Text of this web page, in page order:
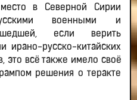
в Северной Сирии
военными и
если верить
ирано-русско-китайских
это всё также имело своё
решения о теракте